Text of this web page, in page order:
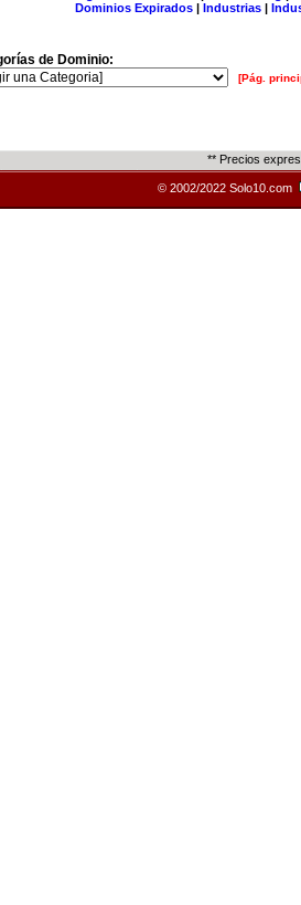
Dominios Expirados | Industrias |
de Dominio:
[Pág.
** Precios
© 2002/2022 Solo10.com